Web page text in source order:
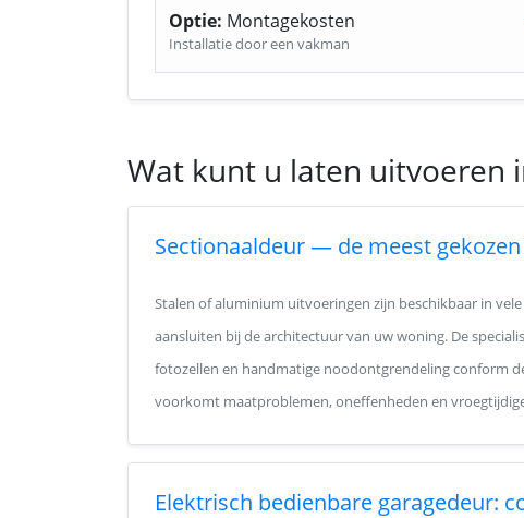
Optie: Montagekosten
Installatie door een vakman
Wat kunt u laten uitvoeren
Sectionaaldeur — de meest
Stalen of aluminium uitvoeringen zijn beschikbaar in
aansluiten bij de architectuur van uw woning. De
fotozellen en handmatige noodontgrendeling conform
voorkomt maatproblemen, oneffenheden en
Elektrisch bedienbare garagedeur: